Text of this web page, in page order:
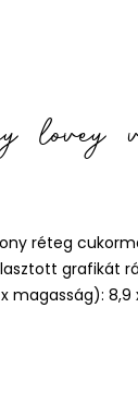
lovey
réteg
grafikát
magasság): 8,9